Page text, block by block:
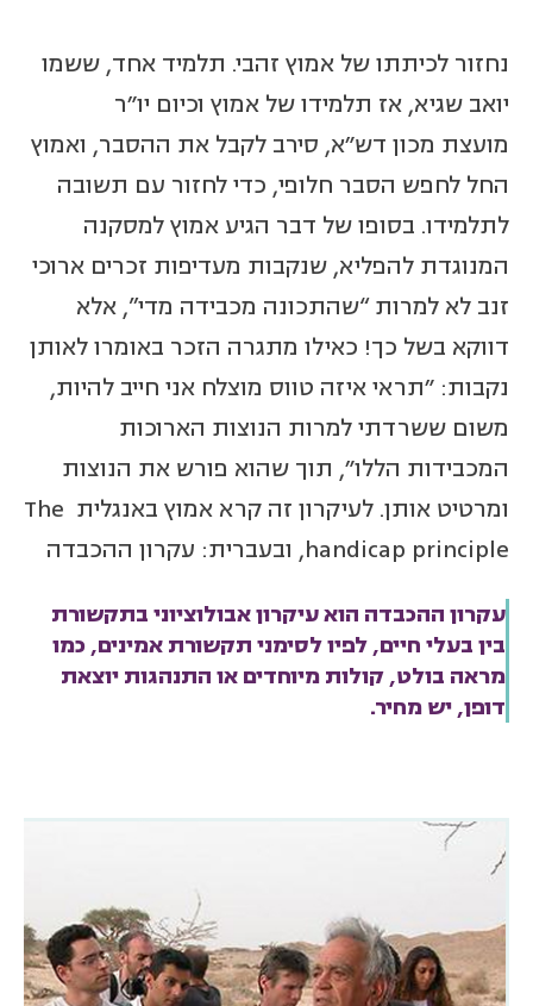
נחזור לכיתתו של אמוץ זהבי. תלמיד אחד, ששמו
יואב שגיא, אז תלמידו של אמוץ וכיום יו״ר
מועצת מכון דש״א, סירב לקבל את ההסבר, ואמוץ
החל לחפש הסבר חלופי, כדי לחזור עם תשובה
לתלמידו. בסופו של דבר הגיע אמוץ למסקנה
המנוגדת להפליא, שנקבות מעדיפות זכרים ארוכי
זנב לא למרות “שהתכונה מכבידה מדי”, אלא
דווקא בשל כך! כאילו מתגרה הזכר באומרו לאותן
נקבות: "תראי איזה טווס מוצלח אני חייב להיות,
משום ששרדתי למרות הנוצות הארוכות
המכבידות הללו", תוך שהוא פורש את הנוצות
ומרטיט אותן. לעיקרון זה קרא אמוץ באנגלית The
handicap principle, ובעברית: עקרון ההכבדה
עקרון ההכבדה הוא עיקרון אבולוציוני בתקשורת
בין בעלי חיים, לפיו לסימני תקשורת אמינים, כמו
מראה בולט, קולות מיוחדים או התנהגות יוצאת
דופן, יש מחיר.